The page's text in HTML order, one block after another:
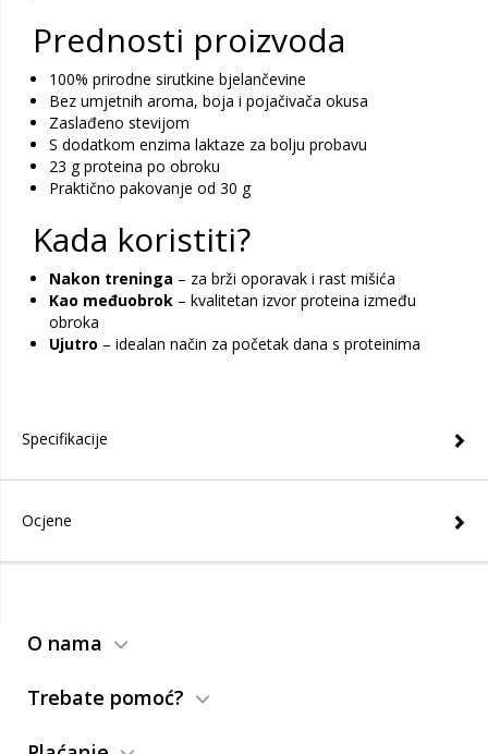
Prednosti proizvoda
100% prirodne sirutkine bjelančevine
Bez umjetnih aroma, boja i pojačivača okusa
Zaslađeno stevijom
S dodatkom enzima laktaze za bolju probavu
23 g proteina po obroku
Praktično pakovanje od 30 g
Kada koristiti?
Nakon treninga – za brži oporavak i rast mišića
Kao međuobrok – kvalitetan izvor proteina između
obroka
Ujutro – idealan način za početak dana s proteinima
Specifikacije
Ocjene
O nama
Trebate pomoć?